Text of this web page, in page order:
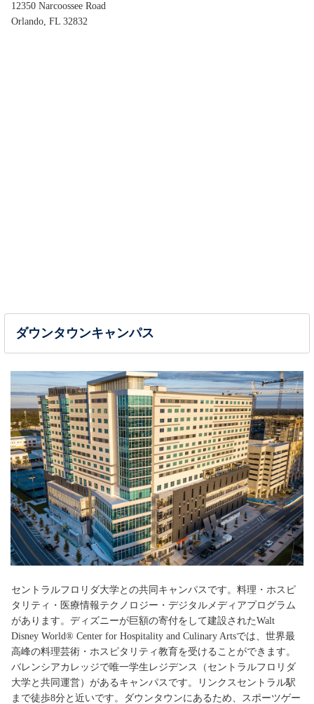
12350 Narcoossee Road
Orlando, FL 32832
ダウンタウンキャンパス
セントラルフロリダ大学との共同キャンパスです。料理・ホスピ
タリティ・医療情報テクノロジー・デジタルメディアプログラム
があります。ディズニーが巨額の寄付をして建設されたWalt
Disney World® Center for Hospitality and Culinary Artsでは、世界最
高峰の料理芸術・ホスピタリティ教育を受けることができます。
バレンシアカレッジで唯一学生レジデンス（セントラルフロリダ
大学と共同運営）があるキャンパスです。リンクスセントラル駅
まで徒歩8分と近いです。ダウンタウンにあるため、スポーツゲー